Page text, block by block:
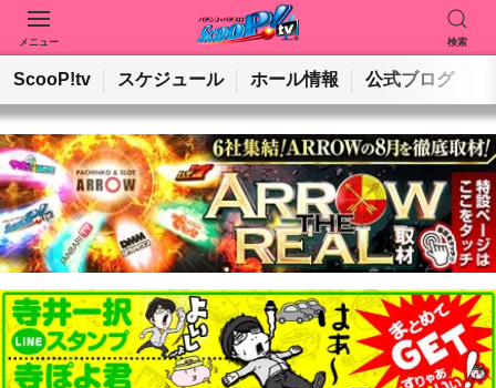
メニュー 検索
動画を検索 ホールを検索
検索
ScooP!tv スケジュール ホール情報 公式ブログ